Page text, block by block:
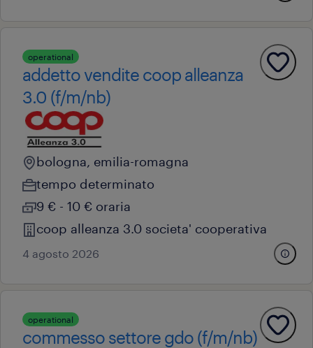
operational
addetto vendite coop alleanza
3.0 (f/m/nb)
bologna, emilia-romagna
tempo determinato
9 € - 10 € oraria
coop alleanza 3.0 societa' cooperativa
4 agosto 2026
operational
commesso settore gdo (f/m/nb)